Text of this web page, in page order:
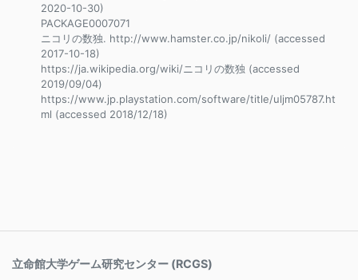
2020-10-30)
PACKAGE0007071
ニコリの数独. http://www.hamster.co.jp/nikoli/ (accessed
2017-10-18)
https://ja.wikipedia.org/wiki/ニコリの数独 (accessed
2019/09/04)
https://www.jp.playstation.com/software/title/uljm05787.ht
ml (accessed 2018/12/18)
立命館大学ゲーム研究センター (RCGS)